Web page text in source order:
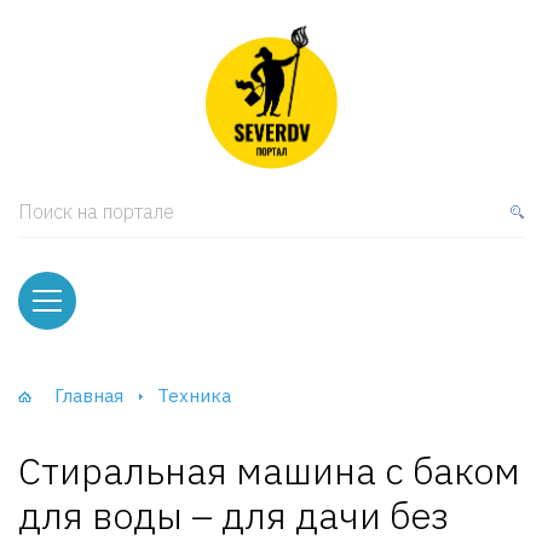
Поиск на портале
Главная Техника
Стиральная машина с баком
для воды – для дачи без
и тумбы